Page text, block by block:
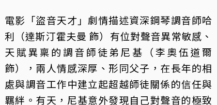
電影「盜音天才」劇情描述資深鋼琴調音師哈
利（達斯汀霍夫曼 飾）有位對聲音異常敏感、
天賦異稟的調音師徒弟尼基（李奧伍道爾
飾），兩人情感深厚、形同父子，在長年的相
處與調音工作中建立起超越師徒關係的信任與
羈絆。有天，尼基意外發現自己對聲音的極致